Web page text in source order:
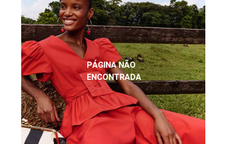
PÁGINA NÃO
ENCONTRADA